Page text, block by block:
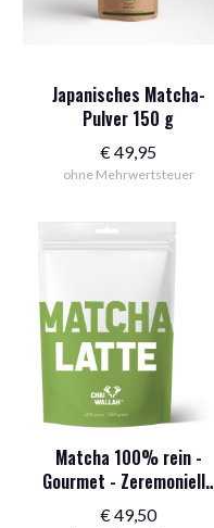
Japanisches Matcha-
Pulver 150 g
€49,95
ohne Mehrwertsteuer
Matcha 100% rein -
Gourmet - Zeremonielle
Qualität 250 g
€49,50